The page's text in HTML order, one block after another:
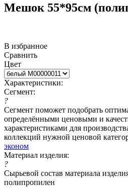
Мешок 55*95см
В избранное
Сравнить
Цвет
Характеристики:
Сегмент:
?
Сегмент поможет подобрать
определёнными ценовыми и
характеристиками для
коллекций нужной ценовой
эконом
Материал изделия:
?
Сырьевой состав материала
полипропилен